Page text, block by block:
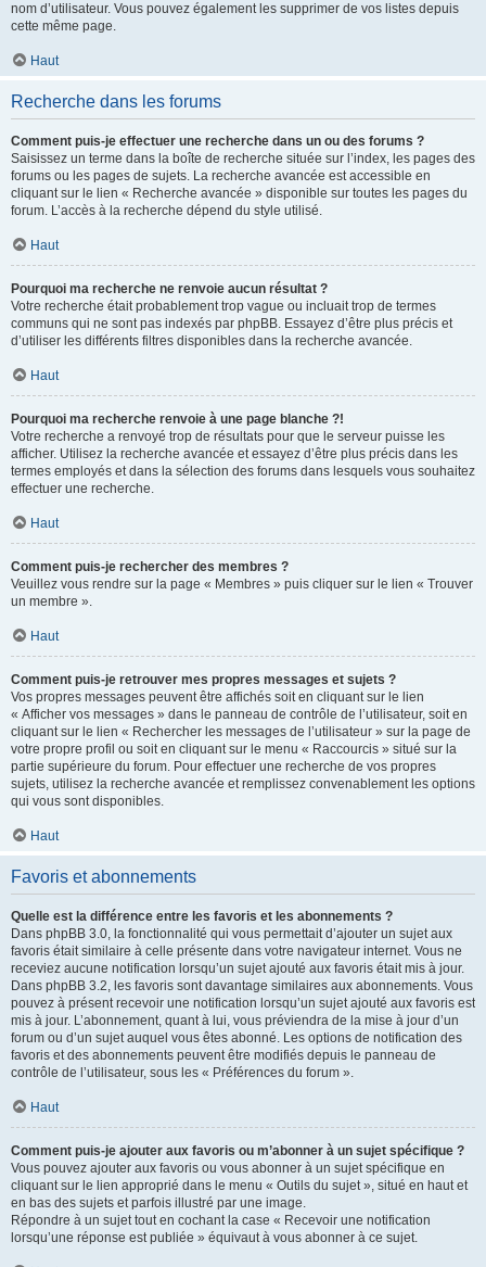
nom d’utilisateur. Vous pouvez également les supprimer de vos listes depuis
cette même page.
Haut
Recherche dans les forums
Comment puis-je effectuer une recherche dans un ou des forums ?
Saisissez un terme dans la boîte de recherche située sur l’index, les pages des
forums ou les pages de sujets. La recherche avancée est accessible en
cliquant sur le lien « Recherche avancée » disponible sur toutes les pages du
forum. L’accès à la recherche dépend du style utilisé.
Haut
Pourquoi ma recherche ne renvoie aucun résultat ?
Votre recherche était probablement trop vague ou incluait trop de termes
communs qui ne sont pas indexés par phpBB. Essayez d’être plus précis et
d’utiliser les différents filtres disponibles dans la recherche avancée.
Haut
Pourquoi ma recherche renvoie à une page blanche ?!
Votre recherche a renvoyé trop de résultats pour que le serveur puisse les
afficher. Utilisez la recherche avancée et essayez d’être plus précis dans les
termes employés et dans la sélection des forums dans lesquels vous souhaitez
effectuer une recherche.
Haut
Comment puis-je rechercher des membres ?
Veuillez vous rendre sur la page « Membres » puis cliquer sur le lien « Trouver
un membre ».
Haut
Comment puis-je retrouver mes propres messages et sujets ?
Vos propres messages peuvent être affichés soit en cliquant sur le lien
« Afficher vos messages » dans le panneau de contrôle de l’utilisateur, soit en
cliquant sur le lien « Rechercher les messages de l’utilisateur » sur la page de
votre propre profil ou soit en cliquant sur le menu « Raccourcis » situé sur la
partie supérieure du forum. Pour effectuer une recherche de vos propres
sujets, utilisez la recherche avancée et remplissez convenablement les options
qui vous sont disponibles.
Haut
Favoris et abonnements
Quelle est la différence entre les favoris et les abonnements ?
Dans phpBB 3.0, la fonctionnalité qui vous permettait d’ajouter un sujet aux
favoris était similaire à celle présente dans votre navigateur internet. Vous ne
receviez aucune notification lorsqu’un sujet ajouté aux favoris était mis à jour.
Dans phpBB 3.2, les favoris sont davantage similaires aux abonnements. Vous
pouvez à présent recevoir une notification lorsqu’un sujet ajouté aux favoris est
mis à jour. L’abonnement, quant à lui, vous préviendra de la mise à jour d’un
forum ou d’un sujet auquel vous êtes abonné. Les options de notification des
favoris et des abonnements peuvent être modifiés depuis le panneau de
contrôle de l’utilisateur, sous les « Préférences du forum ».
Haut
Comment puis-je ajouter aux favoris ou m’abonner à un sujet spécifique ?
Vous pouvez ajouter aux favoris ou vous abonner à un sujet spécifique en
cliquant sur le lien approprié dans le menu « Outils du sujet », situé en haut et
en bas des sujets et parfois illustré par une image.
Répondre à un sujet tout en cochant la case « Recevoir une notification
lorsqu’une réponse est publiée » équivaut à vous abonner à ce sujet.